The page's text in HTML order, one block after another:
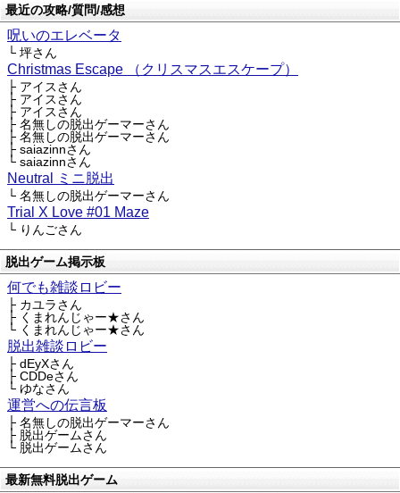
最近の攻略/質問/感想
呪いのエレベータ
└ 坪さん
Christmas Escape （クリスマスエスケープ）
├ アイスさん
├ アイスさん
├ アイスさん
├ 名無しの脱出ゲーマーさん
├ 名無しの脱出ゲーマーさん
├ saiazinnさん
└ saiazinnさん
Neutral ミニ脱出
└ 名無しの脱出ゲーマーさん
Trial X Love #01 Maze
└ りんごさん
脱出ゲーム掲示板
何でも雑談ロビー
├ カユラさん
├ くまれんじゃー★さん
└ くまれんじゃー★さん
脱出雑談ロビー
├ dEyXさん
├ CDDeさん
└ ゆなさん
運営への伝言板
├ 名無しの脱出ゲーマーさん
├ 脱出ゲームさん
└ 脱出ゲームさん
最新無料脱出ゲーム